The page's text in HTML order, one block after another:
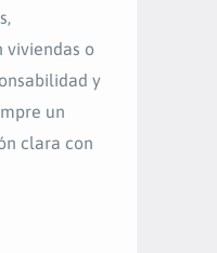
viviendas o
y
un
clara con